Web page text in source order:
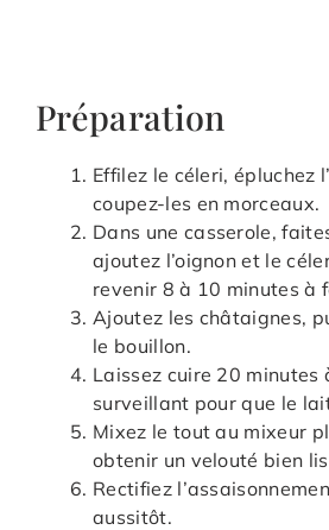
Préparation
Effilez le céleri, épluchez
coupez-les en morceaux.
Dans une casserole,
ajoutez l’oignon et le
revenir 8 à 10 minutes à
Ajoutez les châtaignes,
le bouillon.
Laissez cuire 20 minutes
surveillant pour que le
Mixez le tout au mixeur
obtenir un velouté bien
Rectifiez
aussitôt.